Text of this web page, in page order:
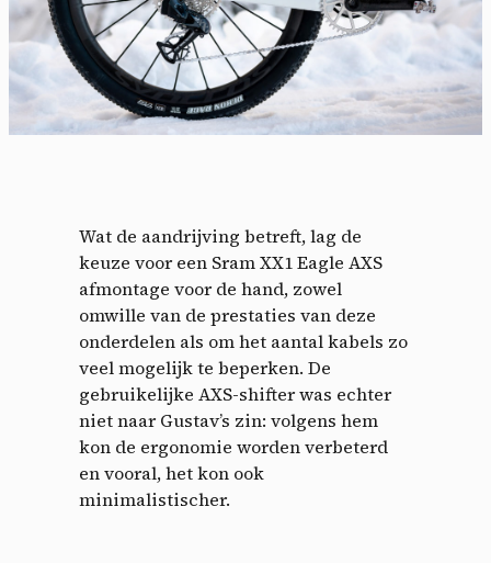
Wat de aandrijving betreft, lag de
keuze voor een Sram XX1 Eagle AXS
afmontage voor de hand, zowel
omwille van de prestaties van deze
onderdelen als om het aantal kabels zo
veel mogelijk te beperken. De
gebruikelijke AXS-shifter was echter
niet naar Gustav’s zin: volgens hem
kon de ergonomie worden verbeterd
en vooral, het kon ook
minimalistischer.
Cookies management
panel
By allowing these third party services, you accept their
cookies and the use of tracking technologies necessary for
their proper functioning.